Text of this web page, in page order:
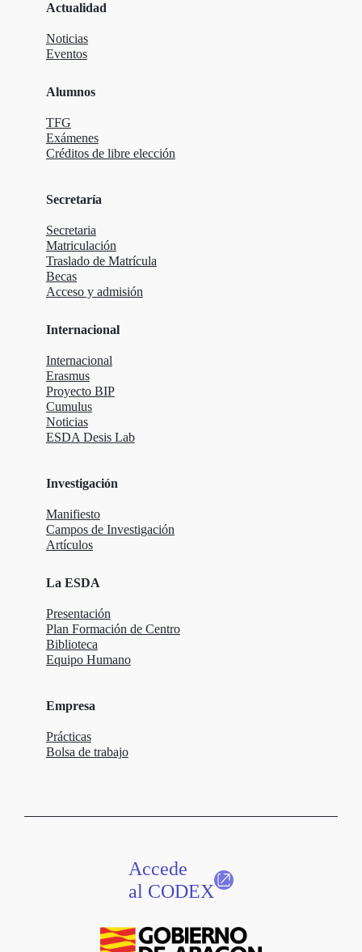
Actualidad
Noticias
Eventos
Alumnos
TFG
Exámenes
Créditos de libre elección
Secretaría
Secretaria
Matriculación
Traslado de Matrícula
Becas
Acceso y admisión
Internacional
Internacional
Erasmus
Proyecto BIP
Cumulus
Noticias
ESDA Desis Lab
Investigación
Manifiesto
Campos de Investigación
Artículos
La ESDA
Presentación
Plan Formación de Centro
Biblioteca
Equipo Humano
Empresa
Prácticas
Bolsa de trabajo
Accede
al CODEX